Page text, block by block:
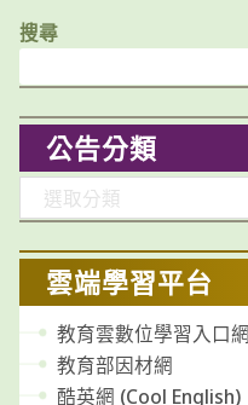
搜尋
公告分類
類
雲端學習平台
教育雲數位學習入口網
教育部因材網
酷英網 (Cool English)